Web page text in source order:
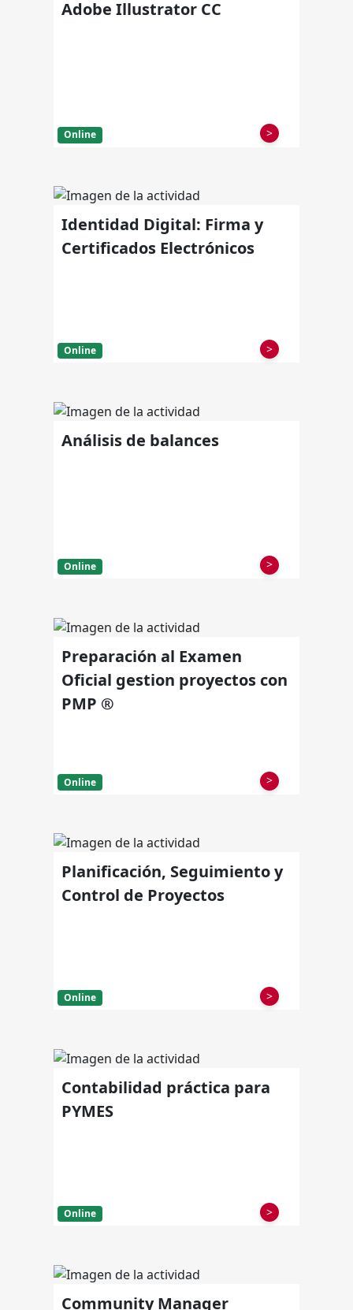
Adobe Illustrator CC
Online >
Identidad Digital: Firma y
Certificados Electrónicos
Online >
Análisis de balances
Online >
Preparación al Examen
Oficial gestion proyectos con
PMP ®
Online >
Planificación, Seguimiento y
Control de Proyectos
Online >
Contabilidad práctica para
PYMES
Online >
Community Manager